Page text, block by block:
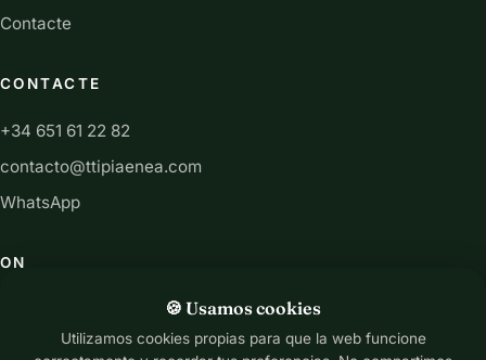
Contacte
CONTACTE
+34 651 61 22 82
contacto@ttipiaenea.com
WhatsApp
ON
C/ San Martín 13, 31892 Ariz, Navarra
🍪 Usamos cookies
Utilizamos cookies propias para que la web funcione